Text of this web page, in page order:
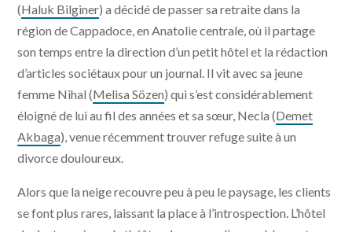
(Haluk Bilginer) a décidé de passer sa retraite dans la
région de Cappadoce, en Anatolie centrale, où il partage
son temps entre la direction d’un petit hôtel et la rédaction
d’articles sociétaux pour un journal. Il vit avec sa jeune
femme Nihal (Melisa Sözen) qui s’est considérablement
éloigné de lui au fil des années et sa sœur, Necla (Demet
Akbaga), venue récemment trouver refuge suite à un
divorce douloureux.
Alors que la neige recouvre peu à peu le paysage, les clients
se font plus rares, laissant la place à l’introspection. L’hôtel